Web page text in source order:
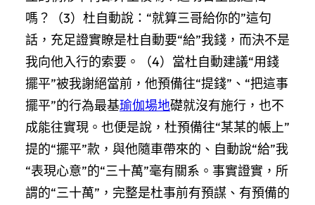
嗎？（3）杜自動說：“就算三哥給你的”這句
話，充足證實瞭是杜自動要“給”我錢，而決不是
我向他入行的索要。（4）當杜自動建議“用錢
擺平”被我謝絕當前，他預備往“提錢”、“把這事
擺平”的行為最基瑜伽場地礎就沒有施行，也不
成能往實現。也便是說，杜預備往“某某的帳上”
提的“擺平”款，與他隨車帶來的、自動說“給”我
“表現心意”的“三十萬”毫有關系。事實證實，所
謂的“三十萬”，完整是杜事前有預謀、有預備的